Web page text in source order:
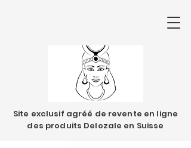
Site exclusif agréé de revente en ligne
des produits Delozale en Suisse